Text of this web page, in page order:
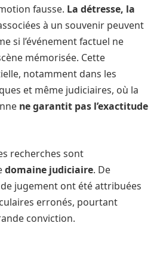
fausse. La détresse, la
à un souvenir peuvent
si l’événement factuel ne
mémorisée. Cette
notamment dans les
et même judiciaires, où la
ne garantit pas l’exactitude
recherches sont
domaine judiciaire. De
jugement ont été attribuées
erronés, pourtant
conviction.